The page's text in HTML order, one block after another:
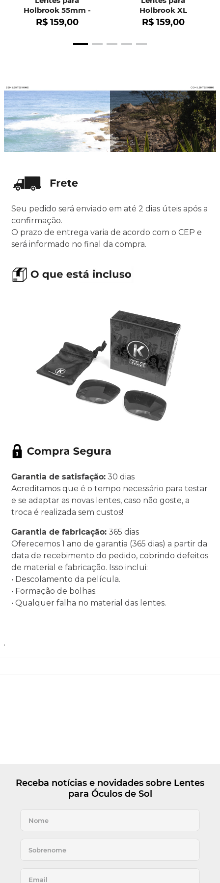
Holbrook 55mm -
OO9102
R$ 159,00
Holbrook XL
R$ 159,00
Seu pedido será enviado em até 2 dias úteis após a
confirmação.
O prazo de entrega varia de acordo com o CEP e
será informado no final da compra.
Garantia de satisfação: 30 dias
Acreditamos que é o tempo necessário para testar
e se adaptar as novas lentes, caso não goste, a
troca é realizada sem custos!
Garantia de fabricação: 365 dias
Oferecemos 1 ano de garantia (365 dias) a partir da
data de recebimento do pedido, cobrindo defeitos
de material e fabricação. Isso inclui:
• Descolamento da película.
• Formação de bolhas.
• Qualquer falha no material das lentes.
.
Receba notícias e novidades sobre Lentes
para Óculos de Sol